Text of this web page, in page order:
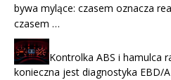
bywa mylące: czasem oznacza
czasem …
Kontrolka ABS i hamulca
konieczna jest diagnostyka EBD/